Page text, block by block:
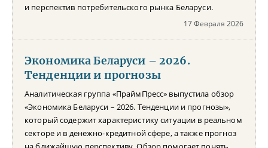
и перспектив потребительского рынка Беларуси.
17 Февраля 2026
Экономика Беларуси – 2026.
Тенденции и прогнозы
Аналитическая группа «ПраймПресс» выпустила обзор
«Экономика Беларуси – 2026. Тенденции и прогнозы»,
который содержит характеристику ситуации в реальном
секторе и в денежно-кредитной сфере, а также прогноз